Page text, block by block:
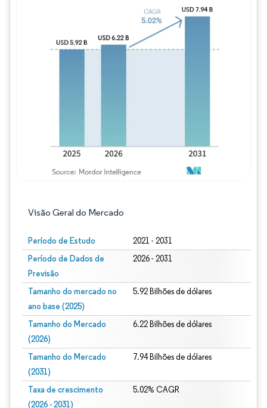
Visão Geral do Mercado
Período de Estudo 2021 - 2031
Período de Dados de
Previsão
2026 - 2031
Tamanho do mercado no
ano base (2025)
5.92 Bilhões de dólares
Tamanho do Mercado
(2026)
6.22 Bilhões de dólares
Tamanho do Mercado
(2031)
7.94 Bilhões de dólares
Taxa de crescimento
(2026 - 2031)
5.02% CAGR